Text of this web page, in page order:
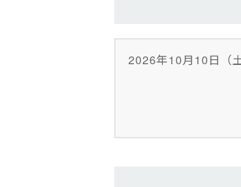
2026年10月10日（土